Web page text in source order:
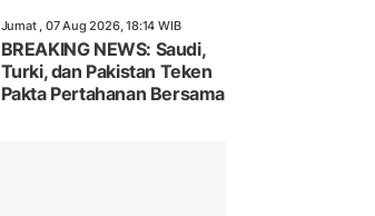
Jumat , 07 Aug 2026, 18:14 WIB
BREAKING NEWS: Saudi,
Turki, dan Pakistan Teken
Pakta Pertahanan Bersama